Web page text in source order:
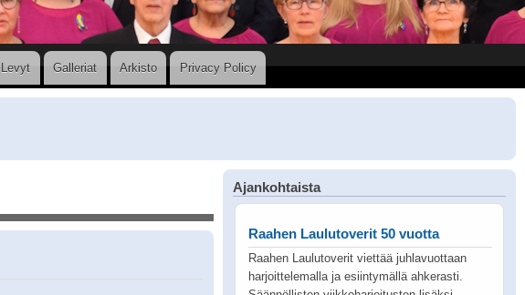
Levyt Galleriat Arkisto Privacy Policy
Ajankohtaista
Raahen Laulutoverit 50 vuotta
Raahen Laulutoverit viettää juhlavuottaan
harjoittelemalla ja esiintymällä ahkerasti.